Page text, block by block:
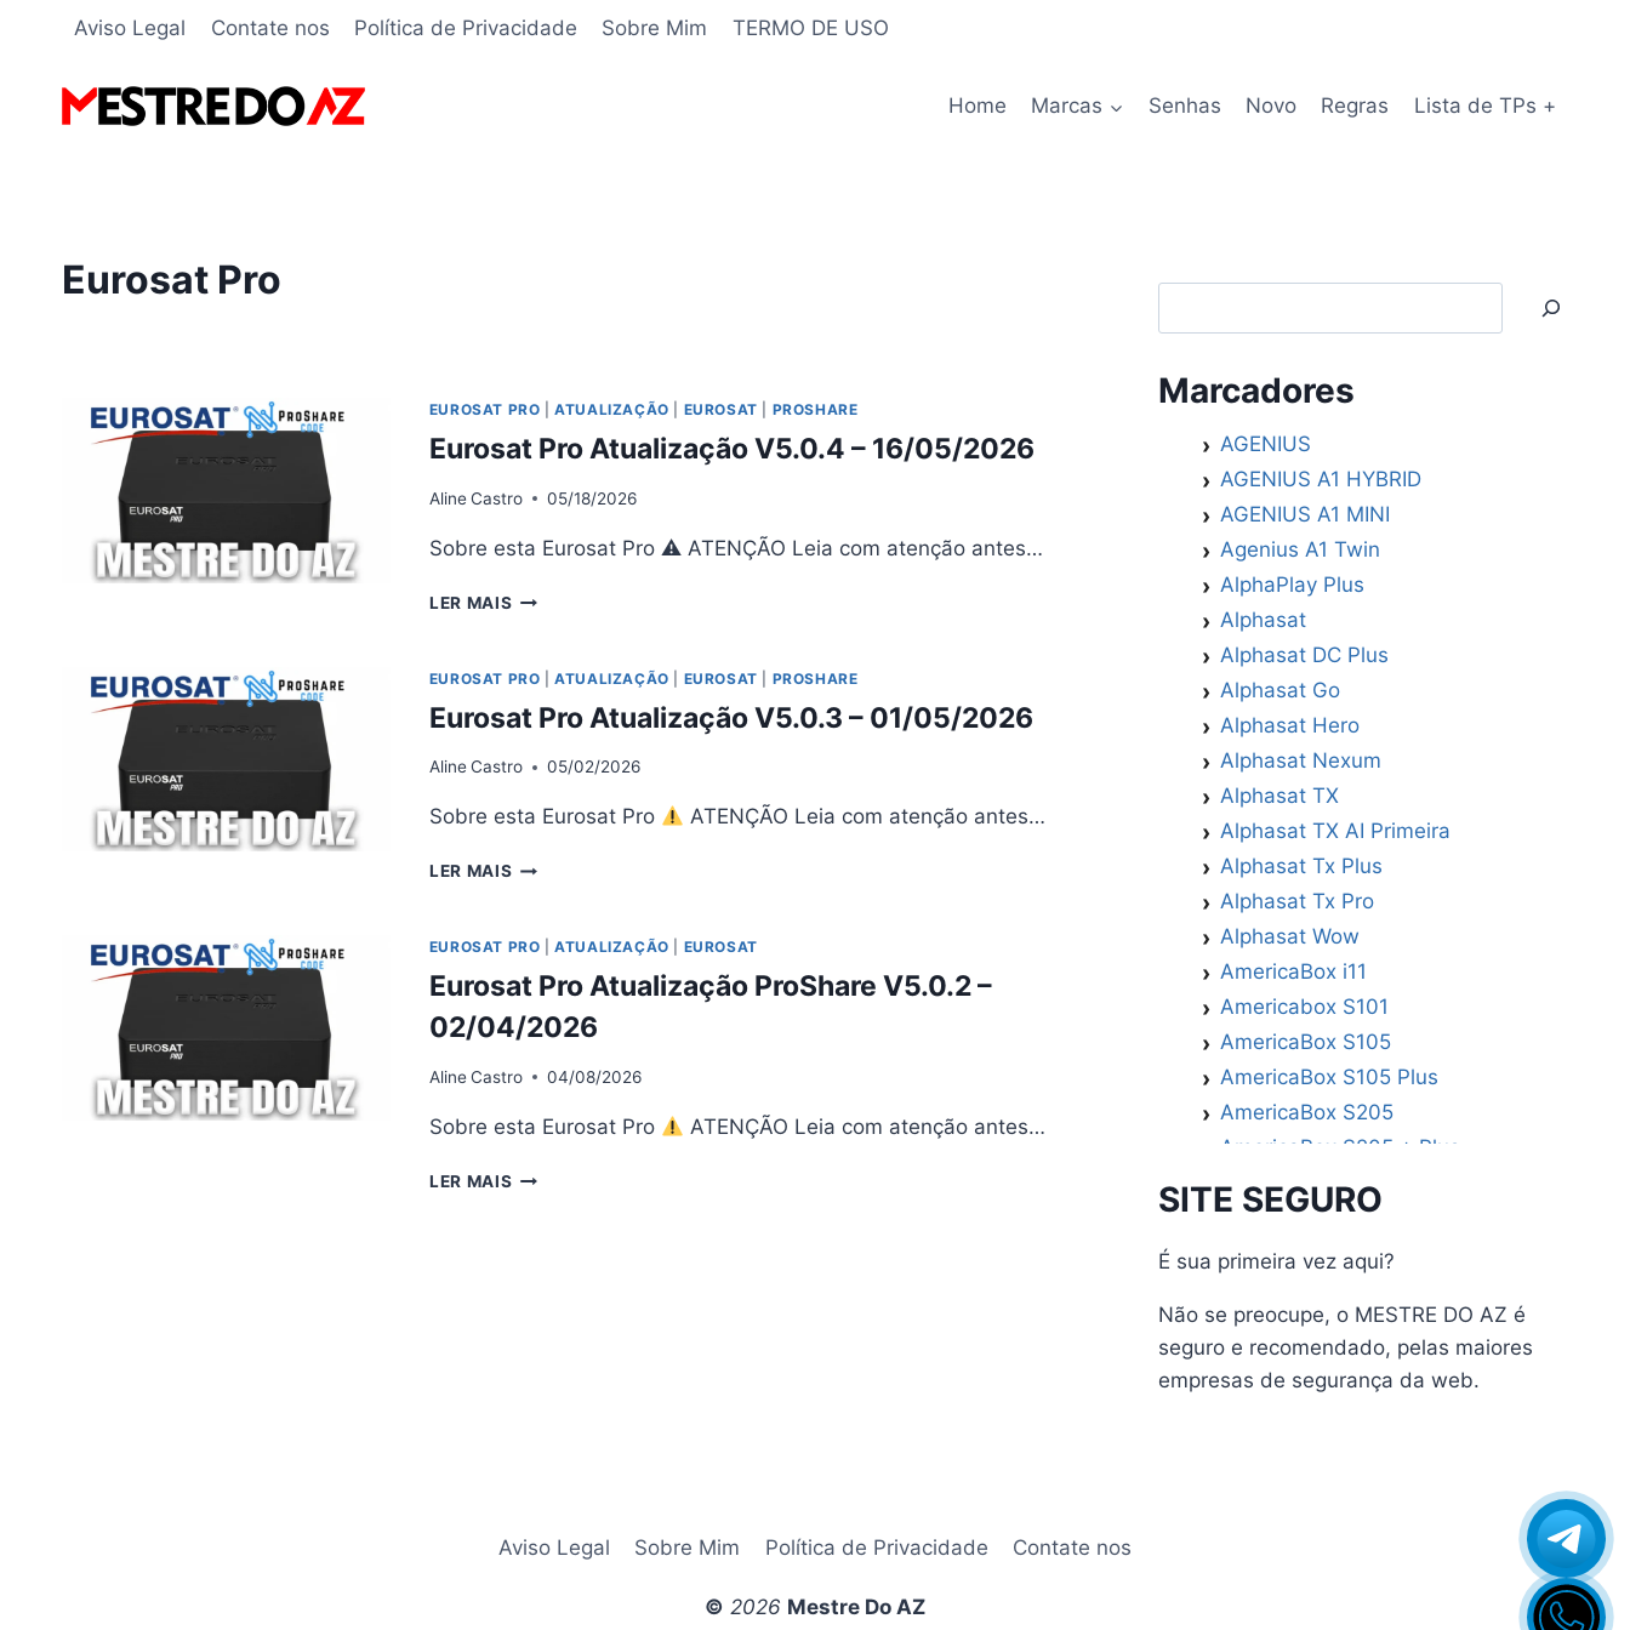
Conteúdo
Aviso Legal Contate nos Política de Privacidade Sobre Mim TERMO DE USO
Home Marcas Senhas Novo Regras Lista de TPs +
Eurosat Pro
EUROSAT PRO |ATUALIZAÇÃO EUROSAT PROSHARE
Eurosat Pro Atualização V5.0.4 – 16/05/2026
AlineCastro 05/18/2026
Sobre esta Eurosat Pro ⚠ ATENÇÃO Leia com atenção antes…
LER MAIS EUROSAT
V5.0.4
16/05/2026
EUROSAT PRO |ATUALIZAÇÃO EUROSAT PROSHARE
Eurosat Pro Atualização V5.0.3 – 01/05/2026
AlineCastro 05/02/2026
Sobre esta Eurosat Pro ATENÇÃO Leia com atenção antes…
LER MAIS EUROSAT
V5.0.3
01/05/2026
EUROSAT PRO |ATUALIZAÇÃO EUROSAT
Eurosat Pro Atualização ProShare V5.0.2 –
02/04/2026
AlineCastro 04/08/2026
Sobre esta Eurosat Pro ATENÇÃO Leia com atenção antes…
LER MAIS EUROSAT
Marcadores
AGENIUS
AGENIUS A1 HYBRID
AGENIUS A1 MINI
Agenius A1 Twin
AlphaPlay Plus
Alphasat
Alphasat DC Plus
Alphasat Go
Alphasat Hero
Alphasat Nexum
Alphasat TX
Alphasat TX AI Primeira
Alphasat Tx Plus
Alphasat Tx Pro
Alphasat Wow
AmericaBox i11
Americabox S101
AmericaBox S105
AmericaBox S105 Plus
AmericaBox S205
AmericaBox S205 + Plus
AmericaBox S305 GX
AmericaBox S305 Plus
AmericaBox S705
Athomics
Athomics Active Express Primeira
Athomics Eon UHD
SITE SEGURO
É sua primeira vez aqui?
Não se preocupe, o MESTRE DO AZ é
seguro e recomendado, pelas maiores
empresas de segurança da web.
Aviso Legal Sobre Mim Política de Privacidade Contate nos
© 2026 Mestre Do AZ